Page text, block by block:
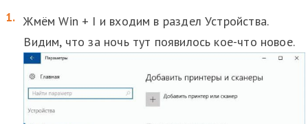
Жмём Win + I и входим в раздел Устройства.
Видим, что за ночь тут появилось кое-что новое.